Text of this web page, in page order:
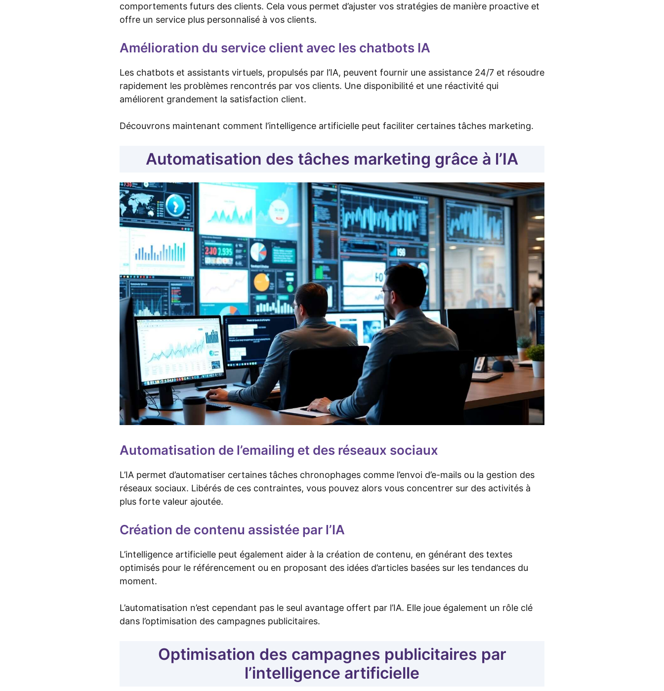
comportements futurs des clients. Cela vous permet d’ajuster vos stratégies de manière proactive et
offre un service plus personnalisé à vos clients.
Amélioration du service client avec les chatbots IA
Les chatbots et assistants virtuels, propulsés par l’IA, peuvent fournir une assistance 24/7 et résoudre
rapidement les problèmes rencontrés par vos clients. Une disponibilité et une réactivité qui
améliorent grandement la satisfaction client.
Découvrons maintenant comment l’intelligence artificielle peut faciliter certaines tâches marketing.
Automatisation des tâches marketing grâce à l’IA
Automatisation de l’emailing et des réseaux sociaux
L’IA permet d’automatiser certaines tâches chronophages comme l’envoi d’e-mails ou la gestion des
réseaux sociaux. Libérés de ces contraintes, vous pouvez alors vous concentrer sur des activités à
plus forte valeur ajoutée.
Création de contenu assistée par l’IA
L’intelligence artificielle peut également aider à la création de contenu, en générant des textes
optimisés pour le référencement ou en proposant des idées d’articles basées sur les tendances du
moment.
L’automatisation n’est cependant pas le seul avantage offert par l’IA. Elle joue également un rôle clé
dans l’optimisation des campagnes publicitaires.
Optimisation des campagnes publicitaires par
l’intelligence artificielle